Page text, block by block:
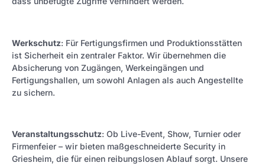
Werkschutz: Für Fertigungsfirmen und Produktionsstätten
ist Sicherheit ein zentraler Faktor. Wir übernehmen die
Absicherung von Zugängen, Werkeingängen und
Fertigungshallen, um sowohl Anlagen als auch Angestellte
zu sichern.
Veranstaltungsschutz: Ob Live-Event, Show, Turnier oder
Firmenfeier – wir bieten maßgeschneiderte Security in
Griesheim, die für einen reibungslosen Ablauf sorgt. Unsere